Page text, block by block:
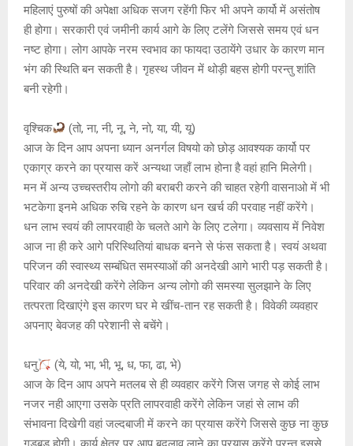
महिलाएं पुरुषों की अपेक्षा अधिक सजग रहेंगी फिर भी अपने कार्यो में असंतोष
ही होगा। सरकारी एवं जमीनी कार्य आगे के लिए टलेंगे जिससे समय एवं धन
नष्ट होगा। लोग आपके नरम स्वभाव का फायदा उठायेंगे उधार के कारण मान
भंग की स्थिति बन सकती है। गृहस्थ जीवन में थोड़ी बहस होगी परन्तु शांति
बनी रहेगी।
वृश्चिक
(तो, ना, नी, नू, ने, नो, या, यी, यू)
आज के दिन आप अपना ध्यान अनर्गल विषयो को छोड़ आवश्यक कार्यो पर
एकाग्र करने का प्रयास करें अन्यथा जहाँ लाभ होना है वहां हानि मिलेगी।
मन में अन्य उच्चस्तरीय लोगो की बराबरी करने की चाहत रहेगी वासनाओ में भी
भटकेगा इनमे अधिक रुचि रहने के कारण धन खर्च की परवाह नहीं करेंगे।
धन लाभ स्वयं की लापरवाही के चलते आगे के लिए टलेगा। व्यवसाय में निवेश
आज ना ही करे आगे परिस्थितियां बाधक बनने से फंस सकता है। स्वयं अथवा
परिजन की स्वास्थ्य सम्बंधित समस्याओं की अनदेखी आगे भारी पड़ सकती है।
परिवार की अनदेखी करेंगे लेकिन अन्य लोगो की समस्या सुलझाने के लिए
तत्परता दिखाएंगे इस कारण घर मे खींच-तान रह सकती है। विवेकी व्यवहार
अपनाए बेवजह की परेशानी से बचेंगे।
धनु
(ये, यो, भा, भी, भू, ध, फा, ढा, भे)
आज के दिन आप अपने मतलब से ही व्यवहार करेंगे जिस जगह से कोई लाभ
नजर नही आएगा उसके प्रति लापरवाही करेंगे लेकिन जहां से लाभ की
संभावना दिखेगी वहां जल्दबाजी में करने का प्रयास करेंगे जिससे कुछ ना कुछ